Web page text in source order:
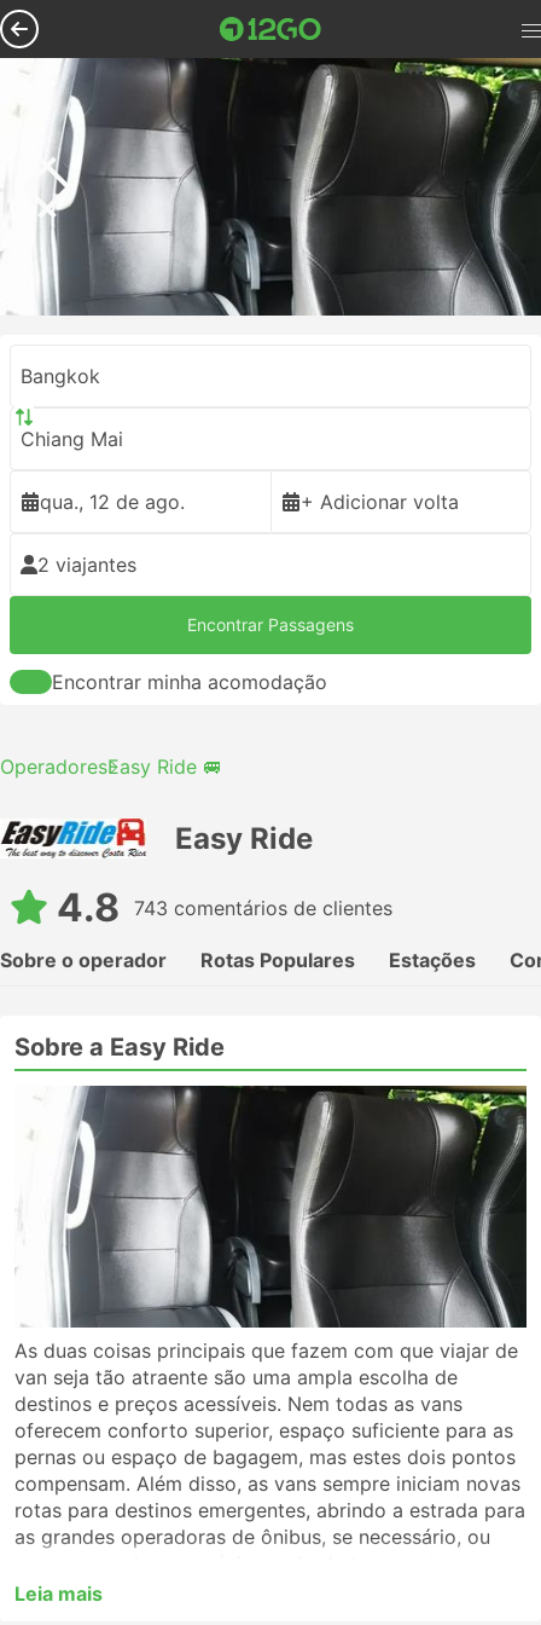
Bangkok
Chiang Mai
qua., 12 de ago. + Adicionar volta
2 viajantes
Encontrar Passagens
Encontrar minha acomodação
OperadoresEasy Ride 🚐
Easy Ride
4.8 743 comentários de clientes
Sobre o operador Rotas Populares Estações
Sobre a Easy Ride
As duas coisas principais que fazem com que viajar de
van seja tão atraente são uma ampla escolha de
destinos e preços acessíveis. Nem todas as vans
oferecem conforto superior, espaço suficiente para as
pernas ou espaço de bagagem, mas estes dois pontos
compensam. Além disso, as vans sempre iniciam novas
rotas para destinos emergentes, abrindo a estrada para
as grandes operadoras de ônibus, se necessário, ou
levá-lo até o local. Muitas vezes, as vans oferecem um
Leia mais